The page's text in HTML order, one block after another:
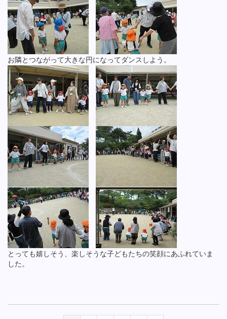
お隣とつながって大きな円になってダンスしよう。
とっても嬉しそう、楽しそうな子どもたちの笑顔にあふれていま
した。